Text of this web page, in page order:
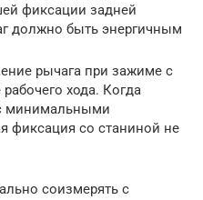
фиксации задней
должно быть энергичным
рычага при зажиме с
хода. Когда
минимальными
фиксация со станиной не
соизмерять с